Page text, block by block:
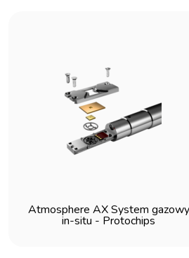
Atmosphere AX System gazowy
in-situ - Protochips